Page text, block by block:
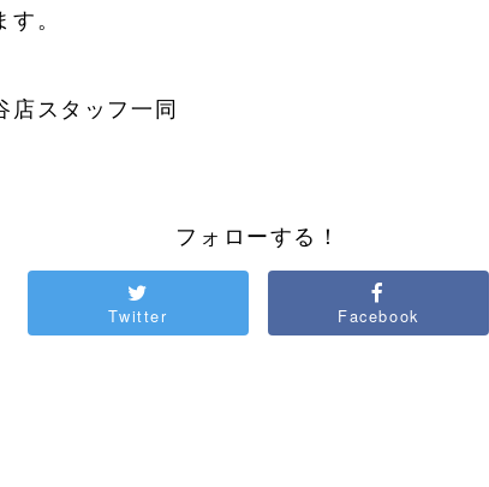
。
店スタッフ一同
フォローする！
Twitter Facebook